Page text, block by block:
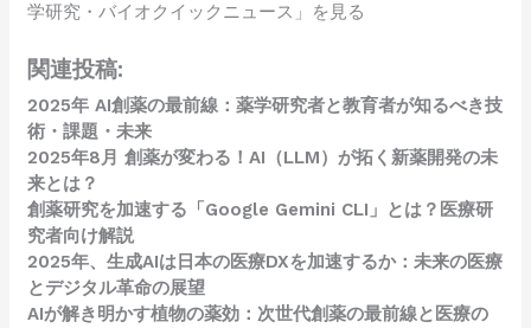
学研究・バイオクイックニュース」を見る
関連投稿:
2025年 AI創薬の最前線：薬学研究者と教育者が知るべき技
術・課題・未来
2025年8月 創薬が変わる！AI（LLM）が拓く新薬開発の未
来とは？
創薬研究を加速する「Google Gemini CLI」とは？医療研
究者向け解説
2025年、生成AIは日本の医療DXを加速するか：未来の医療
とデジタル革命の展望
AIが解き明かす植物の薬効：次世代創薬の最前線と医療の